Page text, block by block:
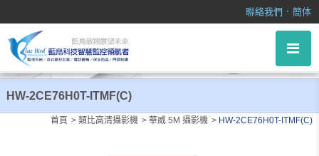
聯絡我們 ． 簡体
HW-2CE76H0T-ITMF(C)
首頁 類比高清攝影機 華威 5M 攝影機 HW-2CE76H0T-ITMF(C)